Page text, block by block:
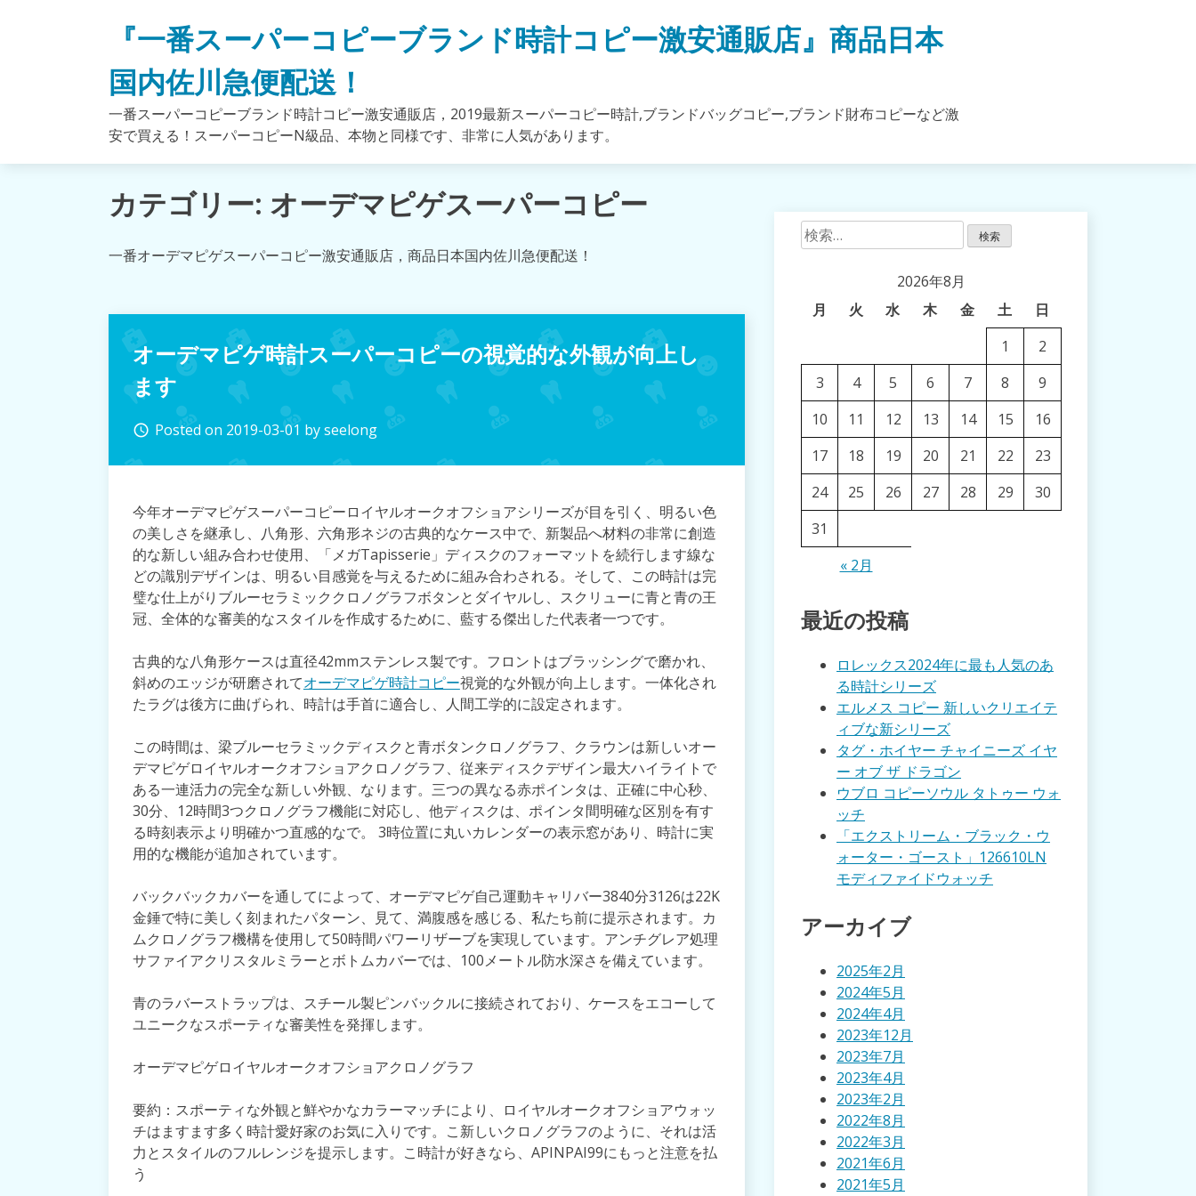
『一番スーパーコピーブランド時計コピー激安通販店』商品日本
国内佐川急便配送！
一番スーパーコピーブランド時計コピー激安通販店，2019最新スーパーコピー時計,ブランドバッグコピー,ブランド財布コピーなど激
安で買える！スーパーコピーN級品、本物と同様です、非常に人気があります。
カテゴリー: オーデマピゲスーパーコピー
一番オーデマピゲスーパーコピー激安通販店，商品日本国内佐川急便配送！
オーデマピゲ時計スーパーコピーの視覚的な外観が向上し
ます
access_time Posted on 2019-03-01 byseelong
今年オーデマピゲスーパーコピーロイヤルオークオフショアシリーズが目を引く、明るい色
の美しさを継承し、八角形、六角形ネジの古典的なケース中で、新製品へ材料の非常に創造
的な新しい組み合わせ使用、「メガTapisserie」ディスクのフォーマットを続行します線な
どの識別デザインは、明るい目感覚を与えるために組み合わされる。そして、この時計は完
璧な仕上がりブルーセラミッククロノグラフボタンとダイヤルし、スクリューに青と青の王
冠、全体的な審美的なスタイルを作成するために、藍する傑出した代表者一つです。
古典的な八角形ケースは直径42mmステンレス製です。フロントはブラッシングで磨かれ、
斜めのエッジが研磨されてオーデマピゲ時計コピー視覚的な外観が向上します。一体化され
たラグは後方に曲げられ、時計は手首に適合し、人間工学的に設定されます。
この時間は、梁ブルーセラミックディスクと青ボタンクロノグラフ、クラウンは新しいオー
デマピゲロイヤルオークオフショアクロノグラフ、従来ディスクデザイン最大ハイライトで
ある一連活力の完全な新しい外観、なります。三つの異なる赤ポインタは、正確に中心秒、
30分、12時間3つクロノグラフ機能に対応し、他ディスクは、ポインタ間明確な区別を有す
る時刻表示より明確かつ直感的なで。 3時位置に丸いカレンダーの表示窓があり、時計に実
用的な機能が追加されています。
バックバックカバーを通してによって、オーデマピゲ自己運動キャリバー3840分3126は22K
金錘で特に美しく刻まれたパターン、見て、満腹感を感じる、私たち前に提示されます。カ
ムクロノグラフ機構を使用して50時間パワーリザーブを実現しています。アンチグレア処理
サファイアクリスタルミラーとボトムカバーでは、100メートル防水深さを備えています。
青のラバーストラップは、スチール製ピンバックルに接続されており、ケースをエコーして
ユニークなスポーティな審美性を発揮します。
オーデマピゲロイヤルオークオフショアクロノグラフ
要約：スポーティな外観と鮮やかなカラーマッチにより、ロイヤルオークオフショアウォッ
チはますます多く時計愛好家のお気に入りです。こ新しいクロノグラフのように、それは活
力とスタイルのフルレンジを提示します。こ時計が好きなら、APINPAI99にもっと注意を払
う
検
索:
2026年8月
月
火 水 木 金 土 日
« 2月
1
2
3
4 5 6 7 8
9
10
11 12 13 14 15
16
17
18 19 20 21 22
23
24
25 26 27 28 29
30
31
最近の投稿
ロレックス2024年に最も人気のあ
る時計シリーズ
エルメス コピー 新しいクリエイテ
ィブな新シリーズ
タグ・ホイヤー チャイニーズ イヤ
ー オブ ザ ドラゴン
ウブロ コピーソウル タトゥー ウォ
ッチ
「エクストリーム・ブラック・ウ
ォーター・ゴースト」126610LN
モディファイドウォッチ
アーカイブ
2025年2月
2024年5月
2024年4月
2023年12月
2023年7月
2023年4月
2023年2月
2022年8月
2022年3月
2021年6月
2021年5月